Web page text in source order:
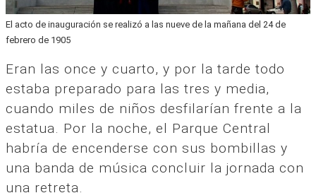
El acto de inauguración se realizó a las nueve de la mañana del 24 de
febrero de 1905
Eran las once y cuarto, y por la tarde todo
estaba preparado para las tres y media,
cuando miles de niños desfilarían frente a la
estatua. Por la noche, el Parque Central
habría de encenderse con sus bombillas y
una banda de música concluir la jornada con
una retreta.